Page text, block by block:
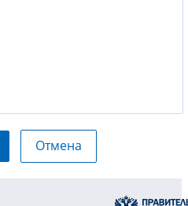
Отмена